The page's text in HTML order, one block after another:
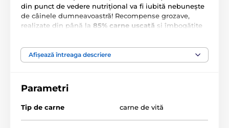
din punct de vedere nutrițional va fi iubită nebunește
de câinele dumneavoastră! Recompense grozave,
realizate din până la 85% carne uscată și îmbogățite
Toate tipurile de carne folosite provin din surse ale
fermelor europene.
Avantaje principale:
85% pui și vită adevărate
Afișează întreaga descriere
Parametri
Tip de carne carne de vită